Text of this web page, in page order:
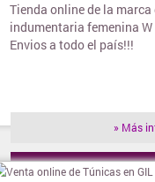
Tienda online de la marca
indumentaria femenina W
Envios a todo el país!!!
» Más
» Visitar